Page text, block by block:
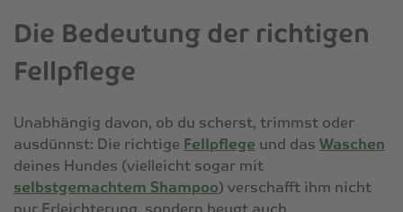
Die Bedeutung der richtigen
Fellpflege
Unabhängig davon, ob du scherst, trimmst oder
ausdünnst: Die richtige Fellpflege und das Waschen
deines Hundes (vielleicht sogar mit
selbstgemachtem Shampoo) verschafft ihm nicht